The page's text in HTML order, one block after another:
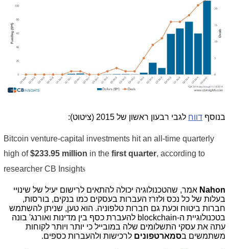
בנוסף דווח לגבי רבעון ראשון של 2015 (ציטוט):
Bitcoin venture-capital investments hit an all-time quarterly
high of$233.95 million in the first quarter, according to
researcher CB Insights
Nahon אמר, שהטכנולוגיה יכולה להתאים לרישום יעיל של שינויי
בעלות של כל נכס ולזרז העברות בעסקים כמו בנקים, בורסות,
חברות ביטוח וכעת גם חברות טלפוניה. הוא טען, שניתן להשתמש
בטכנולוגיית ה-blockchain להעברת כסף בין מדינות ואורנג' בונה
עתה את עסקי התשלומים שלה במובייל כי יותר ויותר לקוחות
משתמשים בסמארטפונים לרכישות ולהעברות כספים.